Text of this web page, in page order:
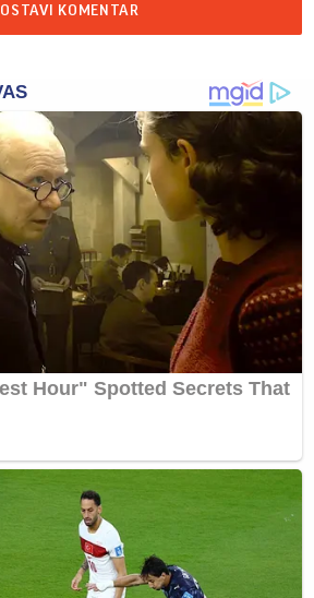
OSTAVI KOMENTAR